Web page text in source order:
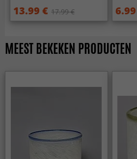
13.99 € 17.99 €
MEEST BEKEKEN PRODUCTEN